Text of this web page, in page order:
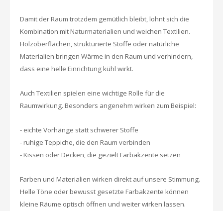
Damit der Raum trotzdem gemütlich bleibt, lohnt sich die
Kombination mit Naturmaterialien und weichen Textilien.
Holzoberflächen, strukturierte Stoffe oder natürliche
Materialien bringen Wärme in den Raum und verhindern,
dass eine helle Einrichtung kühl wirkt.
Auch Textilien spielen eine wichtige Rolle für die
Raumwirkung. Besonders angenehm wirken zum Beispiel:
- eichte Vorhänge statt schwerer Stoffe
- ruhige Teppiche, die den Raum verbinden
- Kissen oder Decken, die gezielt Farbakzente setzen
Farben und Materialien wirken direkt auf unsere Stimmung.
Helle Töne oder bewusst gesetzte Farbakzente können
kleine Räume optisch öffnen und weiter wirken lassen.